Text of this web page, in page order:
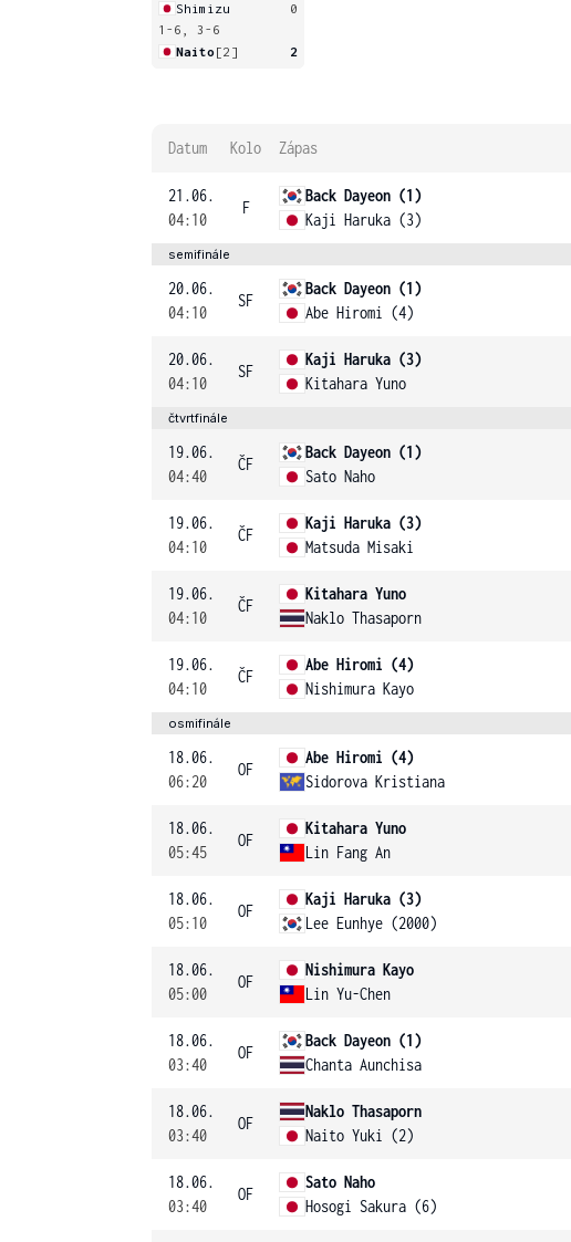
Shimizu
0
1-6, 3-6
Naito [2] 2
Datum Kolo Zápas
21.06.
04:10
F
Back Dayeon (1)
Kaji Haruka (3)
semifinále
20.06.
04:10
SF
Back Dayeon (1)
Abe Hiromi (4)
20.06.
04:10
SF
Kaji Haruka (3)
Kitahara Yuno
čtvrtfinále
19.06.
04:40
ČF
Back Dayeon (1)
Sato Naho
19.06.
04:10
ČF
Kaji Haruka (3)
Matsuda Misaki
19.06.
04:10
ČF
Kitahara Yuno
Naklo Thasaporn
19.06.
04:10
ČF
Abe Hiromi (4)
Nishimura Kayo
osmifinále
18.06.
06:20
OF
Abe Hiromi (4)
Sidorova Kristiana
18.06.
05:45
OF
Kitahara Yuno
Lin Fang An
18.06.
05:10
OF
Kaji Haruka (3)
Lee Eunhye (2000)
18.06.
05:00
OF
Nishimura Kayo
Lin Yu-Chen
18.06.
03:40
OF
Back Dayeon (1)
Chanta Aunchisa
18.06.
03:40
OF
Naklo Thasaporn
Naito Yuki (2)
18.06.
03:40
OF
Sato Naho
Hosogi Sakura (6)